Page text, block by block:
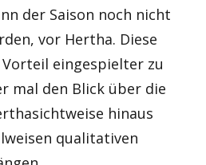
der Saison noch nicht
vor Hertha. Diese
eingespielter zu
mal den Blick über die
hinaus
qualitativen